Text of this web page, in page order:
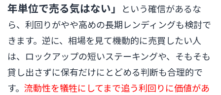
年単位で売る気はない」
という確信があるな
ら、利回りがやや高めの長期レンディングも検討で
きます。逆に、相場を見て機動的に売買したい人
は、ロックアップの短いステーキングや、そもそも
貸し出さずに保有だけにとどめる判断も合理的で
す。 流動性を犠牲にしてまで追う利回りに価値があ